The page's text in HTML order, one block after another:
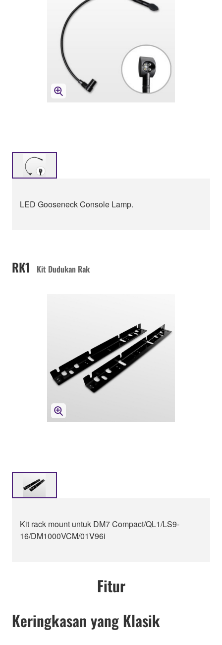
LED Gooseneck Console Lamp.
RK1 Kit Dudukan Rak
Kit rack mount untuk DM7 Compact/QL1/LS9-
16/DM1000VCM/01V96i
Fitur
Keringkasan yang Klasik